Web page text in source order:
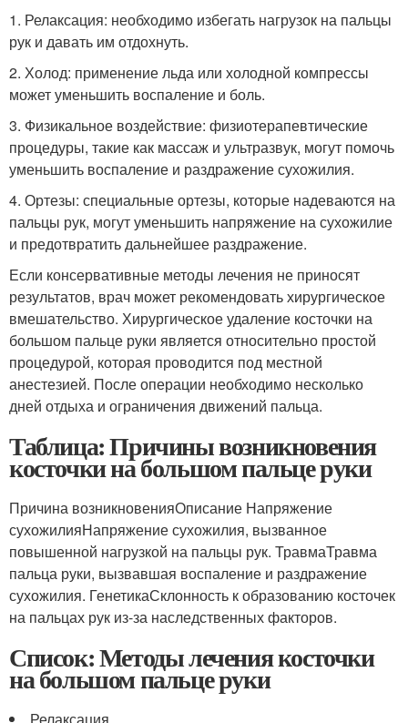
1. Релаксация: необходимо избегать нагрузок на пальцы
рук и давать им отдохнуть.
2. Холод: применение льда или холодной компрессы
может уменьшить воспаление и боль.
3. Физикальное воздействие: физиотерапевтические
процедуры, такие как массаж и ультразвук, могут помочь
уменьшить воспаление и раздражение сухожилия.
4. Ортезы: специальные ортезы, которые надеваются на
пальцы рук, могут уменьшить напряжение на сухожилие
и предотвратить дальнейшее раздражение.
Если консервативные методы лечения не приносят
результатов, врач может рекомендовать хирургическое
вмешательство. Хирургическое удаление косточки на
большом пальце руки является относительно простой
процедурой, которая проводится под местной
анестезией. После операции необходимо несколько
дней отдыха и ограничения движений пальца.
Таблица: Причины возникновения
косточки на большом пальце руки
Причина возникновенияОписание Напряжение
сухожилияНапряжение сухожилия, вызванное
повышенной нагрузкой на пальцы рук. ТравмаТравма
пальца руки, вызвавшая воспаление и раздражение
сухожилия. ГенетикаСклонность к образованию косточек
на пальцах рук из-за наследственных факторов.
Список: Методы лечения косточки
на большом пальце руки